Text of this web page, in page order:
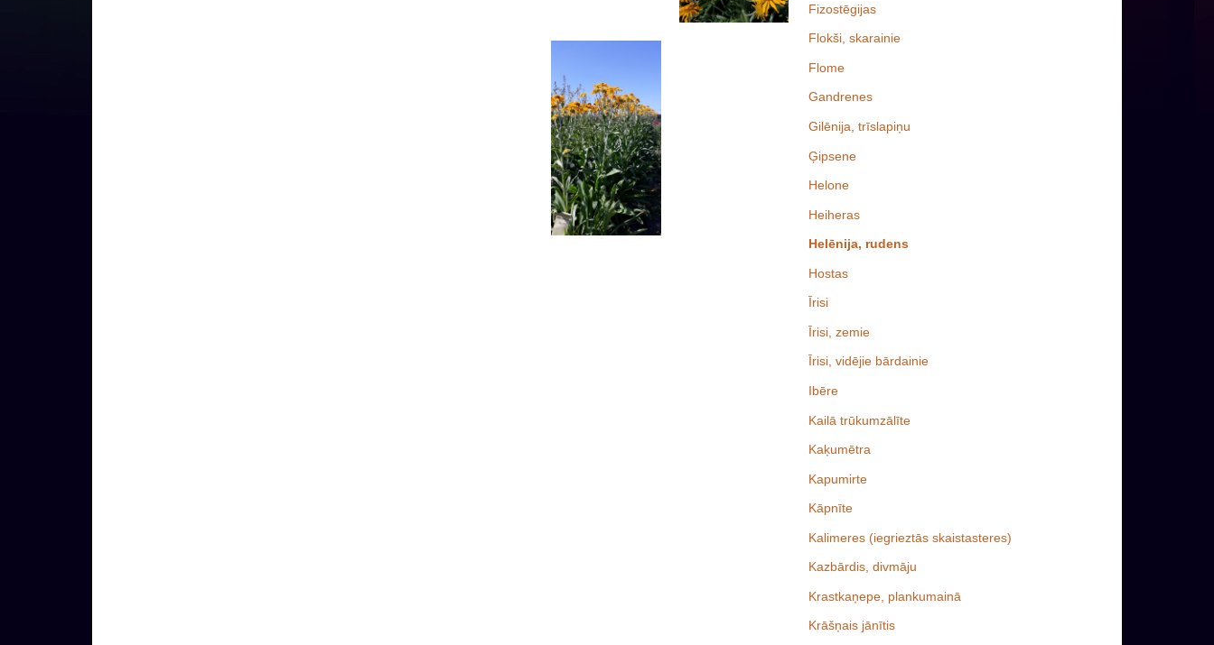
Fizostēgijas
Flokši, skarainie
Flome
Gandrenes
Gilēnija, trīslapiņu
Ģipsene
Helone
Heiheras
Helēnija, rudens
Hostas
Īrisi
Īrisi, zemie
Īrisi, vidējie bārdainie
Ibēre
Kailā trūkumzālīte
Kaķumētra
Kapumirte
Kāpnīte
Kalimeres (iegrieztās skaistasteres)
Kazbārdis, divmāju
Krastkaņepe, plankumainā
Krāšņais jānītis